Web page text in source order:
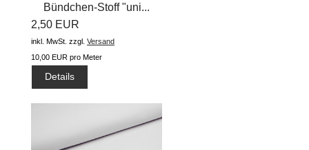
Bündchen-Stoff "uni...
2,50 EUR
inkl. MwSt. zzgl. Versand
10,00 EUR pro Meter
Details